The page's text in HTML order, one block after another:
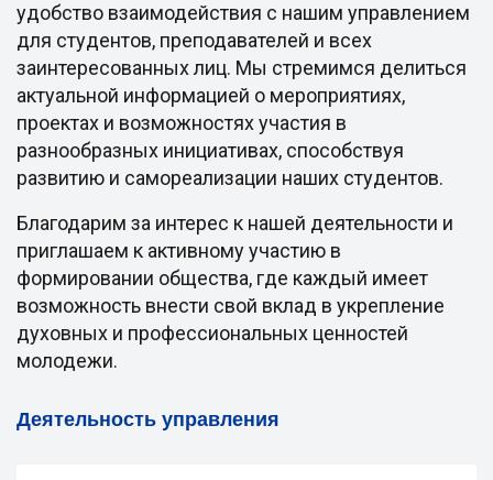
удобство взаимодействия с нашим управлением
для студентов, преподавателей и всех
заинтересованных лиц. Мы стремимся делиться
актуальной информацией о мероприятиях,
проектах и возможностях участия в
разнообразных инициативах, способствуя
развитию и самореализации наших студентов.
Благодарим за интерес к нашей деятельности и
приглашаем к активному участию в
формировании общества, где каждый имеет
возможность внести свой вклад в укрепление
духовных и профессиональных ценностей
молодежи.
Деятельность управления